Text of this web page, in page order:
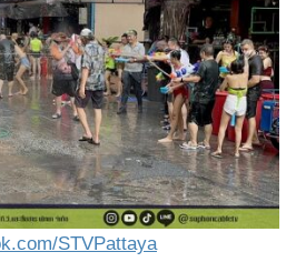
STVPattaya